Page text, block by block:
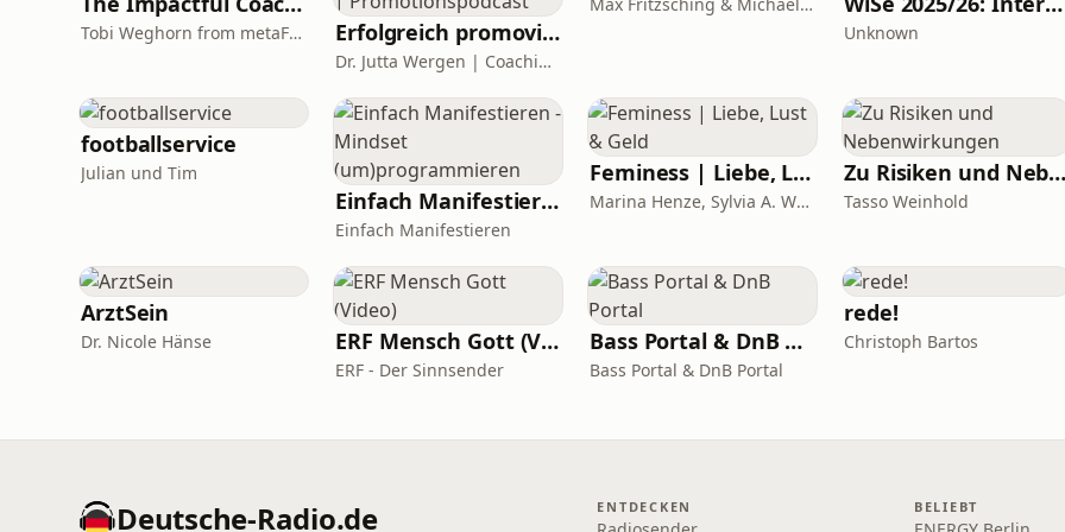
Tobi Weghorn from metaFox Coaching Tools Erfolgreich promovieren | Coachingzonen-Podcast | Promotionspodcast
Dr. Jutta Wergen | Coaching für Promovierende
Unknown
footballservice
Julian und Tim
Einfach Manifestieren - Mindset (um)programmieren
Einfach Manifestieren
Feminess | Liebe, Lust & Geld
Marina Henze, Sylvia A. Wenniges, Doreen Amlung, Katja Borasch
Zu Risiken und Nebenwirkungen
Tasso Weinhold
ArztSein
Dr. Nicole Hänse ERF Mensch Gott (Video)
ERF - Der Sinnsender
Bass Portal & DnB Portal
Bass Portal & DnB Portal
rede!
Christoph Bartos
Deutsche-Radio.de ENTDECKEN BELIEBT